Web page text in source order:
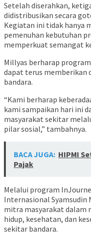
Setelah diserahkan,
didistribusikan secara
Kegiatan ini tidak hanya
pemenuhan kebutuhan
memperkuat semangat
Millyas berharap
dapat terus memberikan
bandara.
“Kami berharap
kami sampaikan hari ini
masyarakat sekitar
pilar sosial,” tambahnya.
BACA JUGA: HIPMI
Pajak
Melalui program
Internasional Syamsudin
mitra masyarakat dalam
hidup, kesehatan, dan
sekitar bandara.